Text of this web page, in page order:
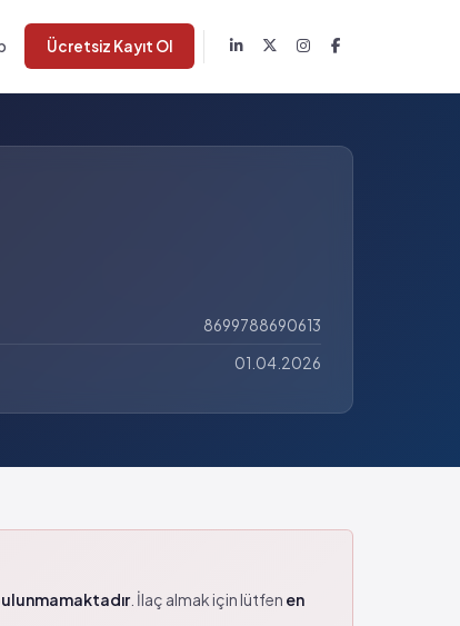
Ücretsiz Kayıt Ol
8699788690613
01.04.2026
. İlaç almak için lütfen en